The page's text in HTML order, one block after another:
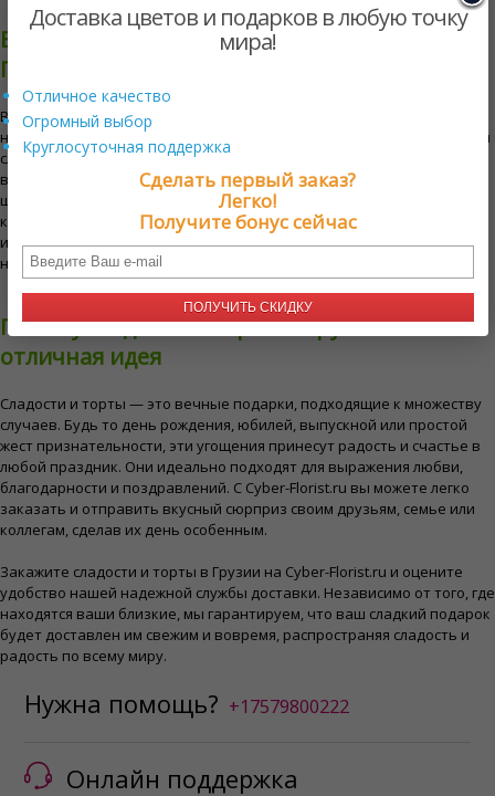
Виды доступных сладостей и тортов в
Грузии
В нашем каталоге представлен широкий выбор сладостей и тортов
на любой вкус и предпочтения. От роскошных шоколадных тортов и
сливочных чизкейков до восхитительных кексов и разнообразной
выпечки — каждый найдет что-то для себя. Мы также предлагаем
широкий выбор традиционных сладостей, изысканного шоколада и
красиво оформленных кондитерских корзин. Каждое блюдо
изготовлено из лучших ингредиентов, чтобы обеспечить
незабываемые и вкусные впечатления.
Почему сладости и торты в Грузии —
отличная идея
Сладости и торты — это вечные подарки, подходящие к множеству
случаев. Будь то день рождения, юбилей, выпускной или простой
жест признательности, эти угощения принесут радость и счастье в
любой праздник. Они идеально подходят для выражения любви,
благодарности и поздравлений. С Cyber-Florist.ru вы можете легко
заказать и отправить вкусный сюрприз своим друзьям, семье или
коллегам, сделав их день особенным.
Закажите сладости и торты в Грузии на Cyber-Florist.ru и оцените
удобство нашей надежной службы доставки. Независимо от того, где
находятся ваши близкие, мы гарантируем, что ваш сладкий подарок
будет доставлен им свежим и вовремя, распространяя сладость и
радость по всему миру.
Нужна помощь? +17579800222
Онлайн поддержка
Доставка цветов и подарков в любую точку
мира!
Отличное качество
Огромный выбор
Круглосуточная поддержка
Сделать первый заказ?
Легко!
Получите бонус сейчас
ПОЛУЧИТЬ СКИДКУ